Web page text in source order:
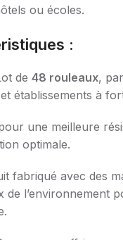
ou écoles.
:
de 48 rouleaux,
établissements à
une meilleure
optimale.
fabriqué avec des
de l’environnement